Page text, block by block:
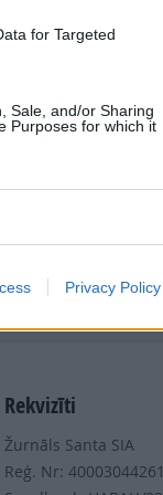
for Targeted
Sale, and/or Sharing
Purposes for which it
Privacy Policy
Dalies
un jaunumus
Rekvizīti
Žurnāls Santa SIA
Reģ. Nr: 40003044261